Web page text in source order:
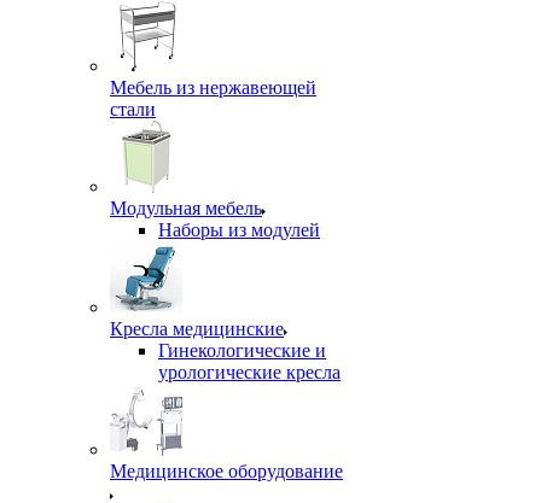
Мебель из нержавеющей
стали
Модульная мебель
Наборы из модулей
Кресла медицинские
Гинекологические и
урологические кресла
Медицинское оборудование